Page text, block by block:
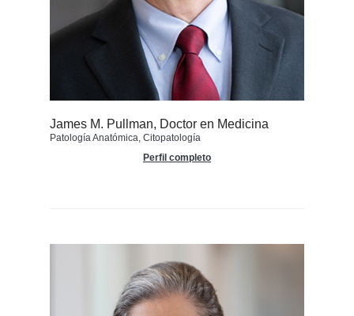
James M. Pullman, Doctor en Medicina
Patología Anatómica, Citopatología
Perfil completo